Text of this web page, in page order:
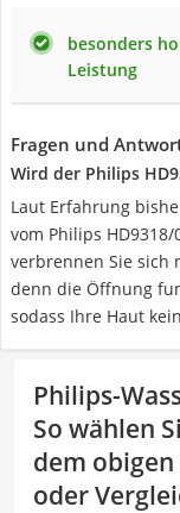
besonders
Leistung
Fragen und
Wird der Philips
Laut Erfahrung
vom Philips
verbrennen Sie sich
denn die Öffnung
sodass Ihre Haut
Philips-
So wählen
dem
oder